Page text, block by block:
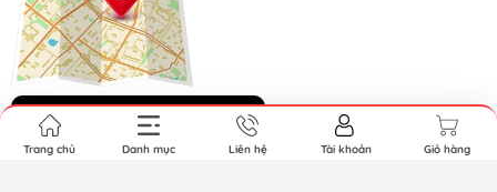
Khách đến mua Offline
Trang chủ Danh mục Liên hệ Tài khoản Giỏ hàng